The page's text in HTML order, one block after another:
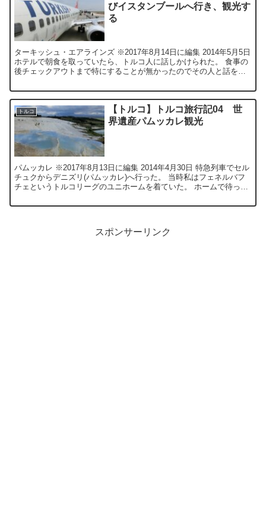
びイスタンブールへ行き、観光す
る
ターキッシュ・エアラインズ ※2017年8月14日に編集 2014年5月5日
ホテルで朝食を取っていたら、トルコ人に話しかけられた。 食事の
後チェックアウトまで特にすることが無かったのでその人と話をし
トルコ
【トルコ】トルコ旅行記04 世
界遺産パムッカレ観光
パムッカレ ※2017年8月13日に編集 2014年4月30日 特急列車でセル
チュクからデニズリ(パムッカレ)へ行った。 当時私はフェネルバフ
チェというトルコリーグのユニホームを着ていた。 ホームで待って
スポンサーリンク